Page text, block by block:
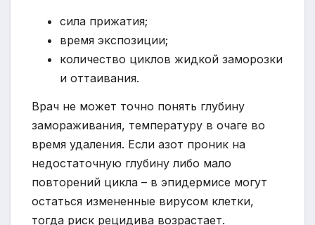
сила прижатия;
время экспозиции;
количество циклов жидкой заморозки
и оттаивания.
Врач не может точно понять глубину
замораживания, температуру в очаге во
время удаления. Если азот проник на
недостаточную глубину либо мало
повторений цикла – в эпидермисе могут
остаться измененные вирусом клетки,
тогда риск рецидива возрастает.